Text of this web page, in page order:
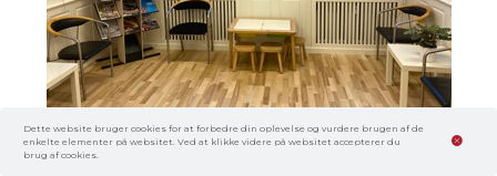
Dette website bruger cookies for at forbedre din oplevelse og vurdere brugen af de
enkelte elementer på websitet. Ved at klikke videre på websitet accepterer du
brug af cookies.